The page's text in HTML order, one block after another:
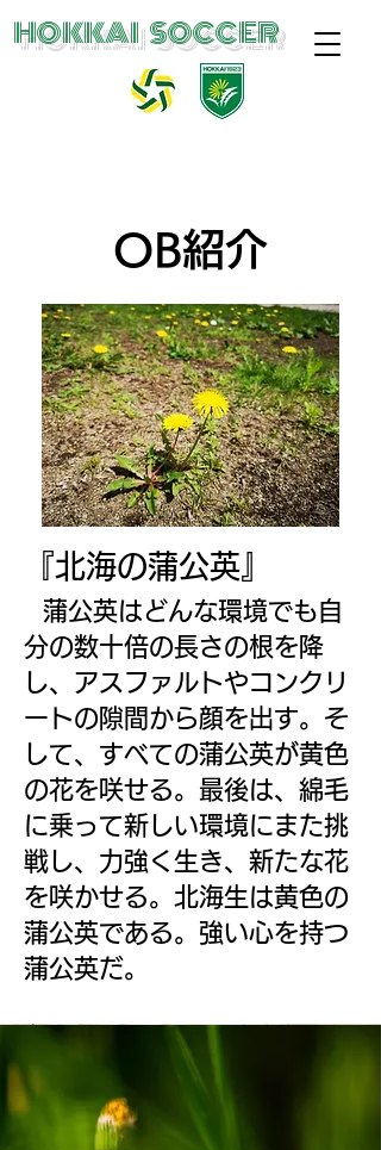
​HOKKAI SOCCER
OB紹介
『北海の蒲公英』
蒲公英はどんな環境でも自
分の数十倍の長さの根を降
し、アスファルトやコンクリ
ートの隙間から顔を出す。そ
して、すべての蒲公英が黄色
の花を咲せる。最後は、綿毛
に乗って新しい環境にまた挑
戦し、力強く生き、新たな花
を咲かせる。北海生は黄色の
蒲公英である。強い心を持つ
蒲公英だ。